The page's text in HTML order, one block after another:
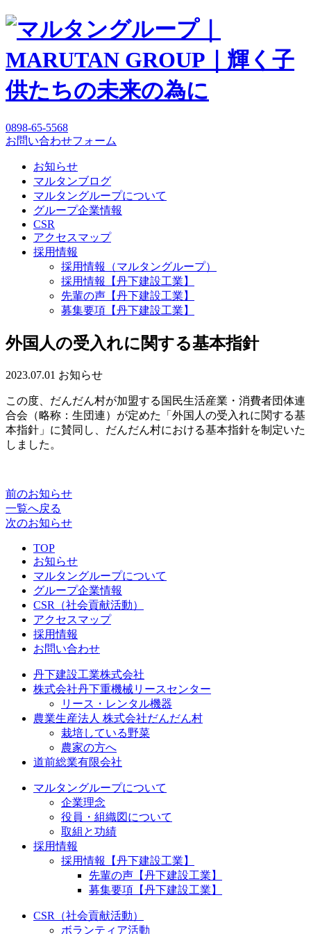
0898-65-5568
お問い合わせフォーム
お知らせ
マルタンブログ
マルタングループについて
グループ企業情報
CSR
アクセスマップ
採用情報
採用情報（マルタングループ）
採用情報【丹下建設工業】
先輩の声【丹下建設工業】
募集要項【丹下建設工業】
外国人の受入れに関する基本指針
2023.07.01 お知らせ
この度、だんだん村が加盟する国民生活産業・消費者団体連
合会（略称：生団連）が定めた
「外国人の受入れに関する基
本指針」に賛同し、だんだん村における基本指針を制定いた
しました。
前のお知らせ
一覧へ戻る
次のお知らせ
TOP
お知らせ
マルタングループについて
グループ企業情報
CSR（社会貢献活動）
アクセスマップ
採用情報
お問い合わせ
丹下建設工業株式会社
株式会社丹下重機械リースセンター
リース・レンタル機器
農業生産法人 株式会社だんだん村
栽培している野菜
農家の方へ
道前総業有限会社
マルタングループについて
企業理念
役員・組織図について
取組と功績
採用情報
採用情報【丹下建設工業】
先輩の声【丹下建設工業】
募集要項【丹下建設工業】
CSR（社会貢献活動）
ボランティア活動